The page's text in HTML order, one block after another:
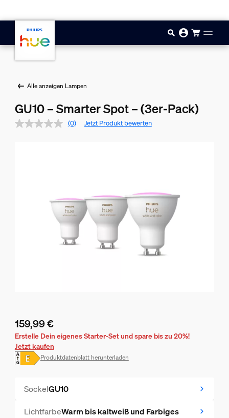
Alle anzeigen Lampen
GU10 – Smarter Spot – (3er-Pack)
(0) Jetzt Produkt bewerten
Aktueller Preis ist 159,99 €
159,99 €
Erstelle Dein eigenes Starter-Set und spare bis zu 20%!
Jetzt kaufen
Produktdatenblatt herunterladen
SockelGU10
LichtfarbeWarm bis kaltweiß und Farbiges